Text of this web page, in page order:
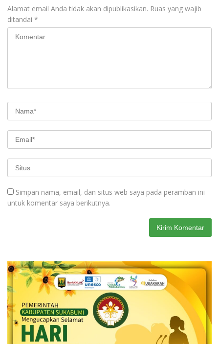
Alamat email Anda tidak akan dipublikasikan. Ruas yang wajib
ditandai *
Simpan nama, email, dan situs web saya pada peramban ini
untuk komentar saya berikutnya.